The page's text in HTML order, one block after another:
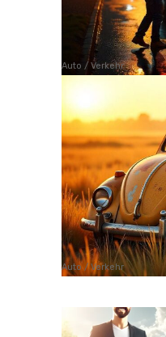
Auto / Verkehr
Auto / Verkehr